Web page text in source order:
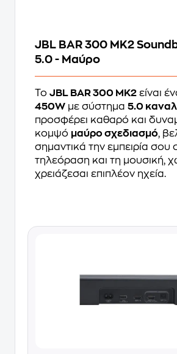
JBL BAR 300 MK2
5.0 - Μαύρο
Το JBL BAR 300 MK2 είναι
450W με σύστημα 5.0
προσφέρει καθαρό και
κομψό μαύρο σχεδιασμό,
σημαντικά την εμπειρία σου
τηλεόραση και τη μουσική,
χρειάζεσαι επιπλέον ηχεία.